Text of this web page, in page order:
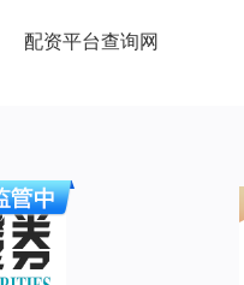
配资平台查询网